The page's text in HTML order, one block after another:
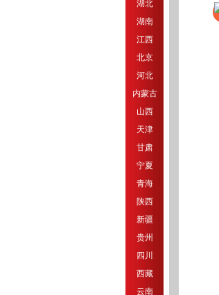
湖北
湖南
江西
北京
河北
内蒙古
山西
天津
甘肃
宁夏
青海
陕西
新疆
贵州
四川
西藏
云南